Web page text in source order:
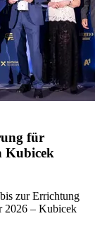
für
Kubicek
zur Errichtung
2026 – Kubicek